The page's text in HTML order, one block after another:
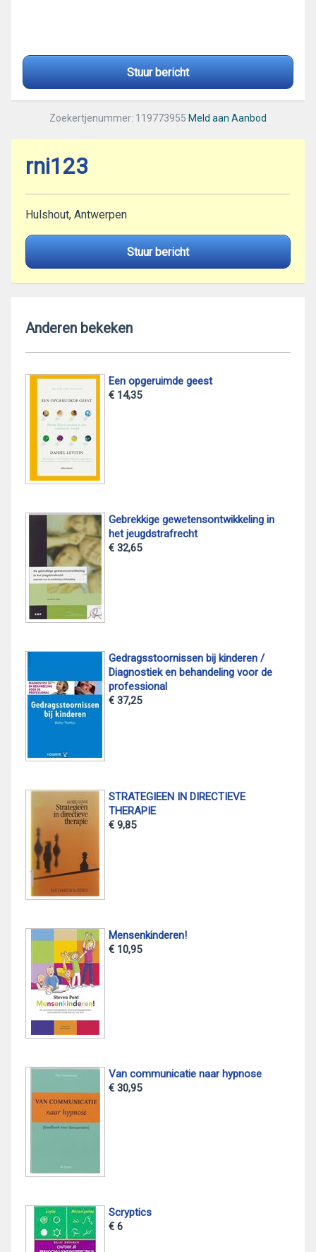
Stuur bericht
Zoekertjenummer: 119773955 Meld aan Aanbod
rni123
Hulshout, Antwerpen
Stuur bericht
Anderen bekeken
Een opgeruimde geest
€ 14,35
Gebrekkige gewetensontwikkeling in
het jeugdstrafrecht
€ 32,65
Gedragsstoornissen bij kinderen /
Diagnostiek en behandeling voor de
professional
€ 37,25
STRATEGIEEN IN DIRECTIEVE
THERAPIE
€ 9,85
Mensenkinderen!
€ 10,95
Van communicatie naar hypnose
€ 30,95
Scryptics
€ 6